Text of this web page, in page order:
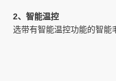
2、智能温控
选带有智能温控功能的智能